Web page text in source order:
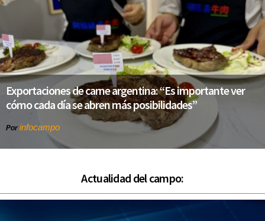
Exportaciones de carne argentina: “Es importante ver
cómo cada día se abren más posibilidades”
Por infocampo
Actualidad del campo: